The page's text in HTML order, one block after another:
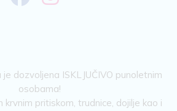
dozvoljena ISKLJUČIVO punoletnim
osobama!
krvnim pritiskom, trudnice, dojilje kao i